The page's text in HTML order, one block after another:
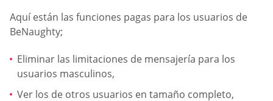
Aquí están las funciones pagas para los usuarios de
BeNaughty;
Eliminar las limitaciones de mensajería para los
usuarios masculinos,
Ver los de otros usuarios en tamaño completo,